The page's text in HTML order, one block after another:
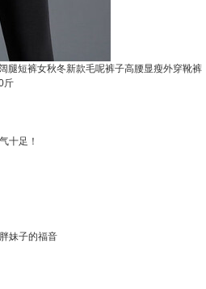
腿短裤女秋冬新款毛呢裤子高腰显瘦外穿靴裤
斤
十足！
妹子的福音